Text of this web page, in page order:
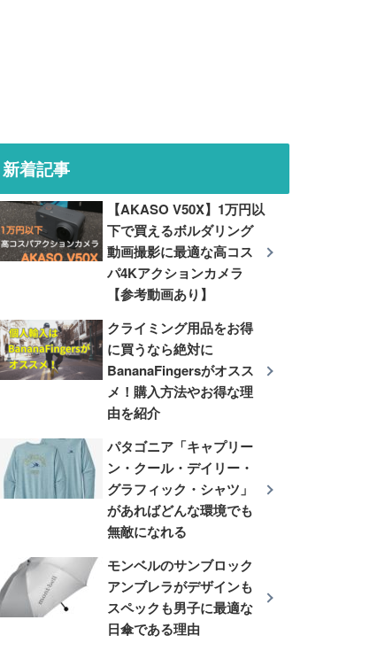
新着記事
【AKASO V50X】1万円以
下で買えるボルダリング
動画撮影に最適な高コス
パ4Kアクションカメラ
【参考動画あり】
クライミング用品をお得
に買うなら絶対に
BananaFingersがオスス
メ！購入方法やお得な理
由を紹介
パタゴニア「キャプリー
ン・クール・デイリー・
グラフィック・シャツ」
があればどんな環境でも
無敵になれる
モンベルのサンブロック
アンブレラがデザインも
スペックも男子に最適な
日傘である理由